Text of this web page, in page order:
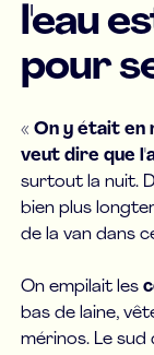
l'eau
pour
«On y était en
veut dire que
surtout la nuit.
bien plus
de la van dans
On empilait les
bas de laine,
mérinos. Le